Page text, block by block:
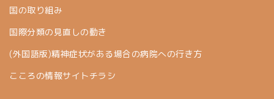
国の取り組み
国際分類の見直しの動き
(外国語版)精神症状がある場合の病院への行き方
こころの情報サイトチラシ